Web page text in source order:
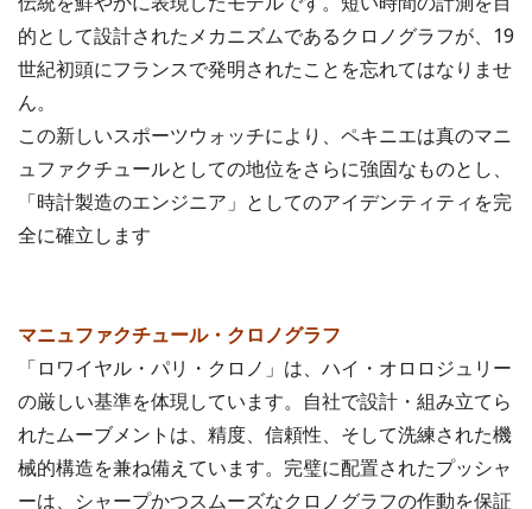
的として設計されたメカニズムであるクロノグラフが、19
世紀初頭にフランスで発明されたことを忘れてはなりませ
ん。
この新しいスポーツウォッチにより、ペキニエは真のマニ
ュファクチュールとしての地位をさらに強固なものとし、
「時計製造のエンジニア」としてのアイデンティティを完
全に確立します
マニュファクチュール・クロノグラフ
「ロワイヤル・パリ・クロノ」は、ハイ・オロロジュリー
の厳しい基準を体現しています。自社で設計・組み立てら
れたムーブメントは、精度、信頼性、そして洗練された機
械的構造を兼ね備えています。完璧に配置されたプッシャ
ーは、シャープかつスムーズなクロノグラフの作動を保証